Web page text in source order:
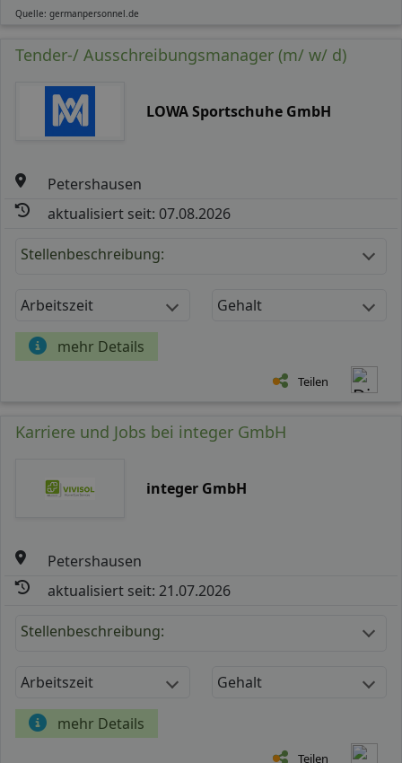
Quelle: germanpersonnel.de
Tender-/ Ausschreibungsmanager (m/ w/ d)
LOWA Sportschuhe GmbH
Petershausen
aktualisiert seit: 07.08.2026
Stellenbeschreibung:
Arbeitszeit Gehalt
mehr Details
Teilen
Karriere und Jobs bei integer GmbH
integer GmbH
Petershausen
aktualisiert seit: 21.07.2026
Stellenbeschreibung:
Arbeitszeit Gehalt
mehr Details
Teilen